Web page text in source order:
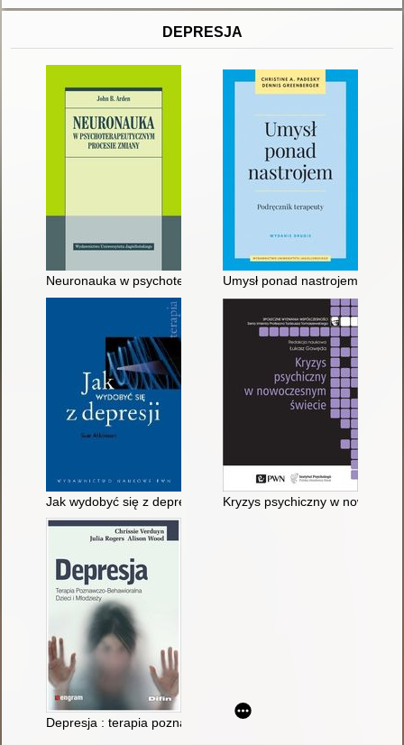
DEPRESJA
Neuronauka w psychoterapeutycznym procesie zmiany
Umysł ponad nastrojem :
Jak wydobyć się z depresji Kryzys psychiczny w
Depresja : terapia poznawczo-behawioralna dzieci i młodzieży